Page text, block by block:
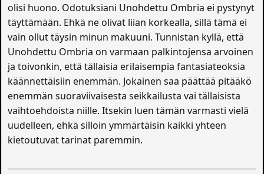
olisi huono. Odotuksiani Unohdettu Ombria ei pystynyt
täyttämään. Ehkä ne olivat liian korkealla, sillä tämä ei
vain ollut täysin minun makuuni. Tunnistan kyllä, että
Unohdettu Ombria on varmaan palkintojensa arvoinen
ja toivonkin, että tällaisia erilaisempia fantasiateoksia
käännettäisiin enemmän. Jokainen saa päättää pitääkö
enemmän suoraviivaisesta seikkailusta vai tällaisista
vaihtoehdoista niille. Itsekin luen tämän varmasti vielä
uudelleen, ehkä silloin ymmärtäisin kaikki yhteen
kietoutuvat tarinat paremmin.